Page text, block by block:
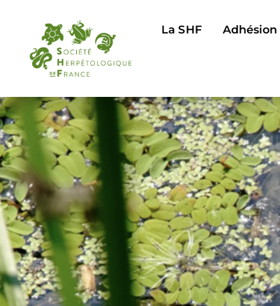
La SHF Adhésion